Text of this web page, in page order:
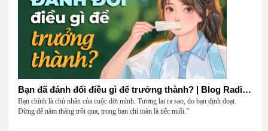
Bạn đã đánh đổi điều gì để trưởng thành? | Blog Radio 906
Bạn chính là chủ nhân của cuộc đời mình. Tương lai ra sao, do bạn định đoạt.
Đừng để năm tháng trôi qua, trong bạn chỉ toàn là tiếc nuối.”